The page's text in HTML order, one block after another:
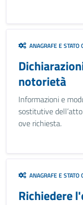
ANAGRAFE E STATO
notorietà
Informazioni e
sostitutive
ove richiesta.
ANAGRAFE E STATO
Richiedere